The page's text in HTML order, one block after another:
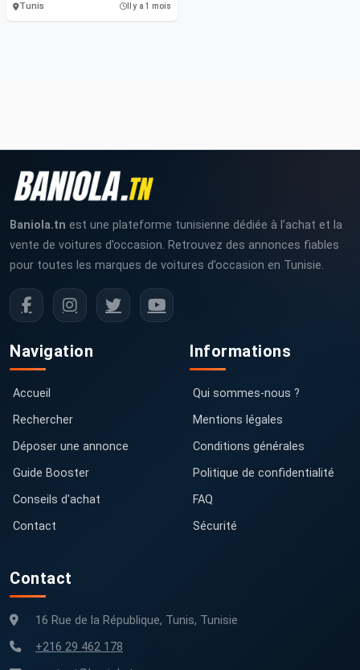
Tunis Il y a 1 mois
Baniola.tn est une plateforme tunisienne dédiée à l’achat et la
vente de voitures d’occasion. Retrouvez des annonces fiables
pour toutes les marques de voitures d’occasion en Tunisie.
Navigation
Accueil
Rechercher
Déposer une annonce
Guide Booster
Conseils d'achat
Contact
Informations
Qui sommes-nous ?
Mentions légales
Conditions générales
Politique de confidentialité
FAQ
Sécurité
Contact
16 Rue de la République, Tunis, Tunisie
+216 29 462 178